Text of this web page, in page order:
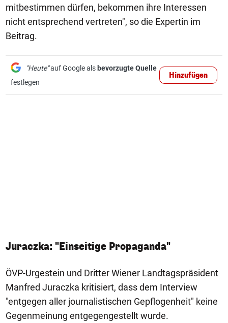
mitbestimmen dürfen, bekommen ihre Interessen
nicht entsprechend vertreten", so die Expertin im
Beitrag.
"Heute"auf Google als bevorzugte Quelle
festlegen
Hinzufügen
Juraczka: "Einseitige Propaganda"
ÖVP-Urgestein und Dritter Wiener Landtagspräsident
Manfred Juraczka kritisiert, dass dem Interview
"entgegen aller journalistischen Gepflogenheit" keine
Gegenmeinung entgegengestellt wurde.